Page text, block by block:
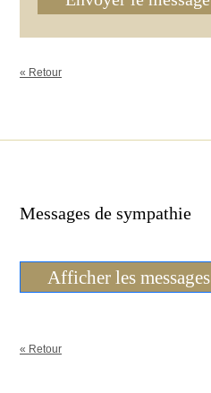
« Retour
Messages de sympathie
Afficher les messages
« Retour